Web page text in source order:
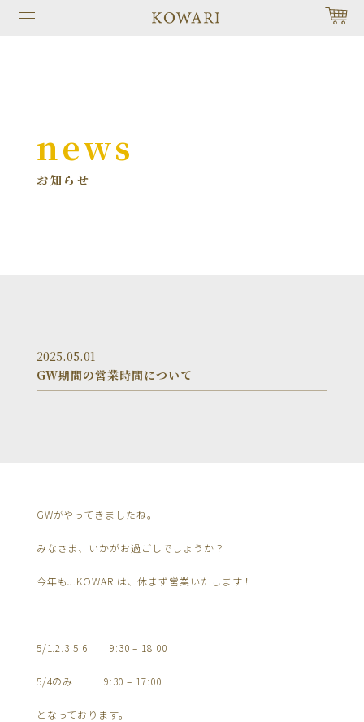
news
お知らせ
2025.05.01
GW期間の営業時間について
GWがやってきましたね。
みなさま、いかがお過ごしでしょうか？
今年もJ.KOWARIは、休まず営業いたします！
5/1.2.3.5.6 9:30 – 18:00
5/4のみ 9:30 – 17:00
となっております。